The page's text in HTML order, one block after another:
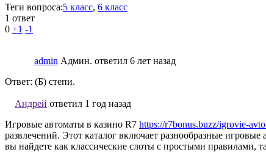
Теги вопроса:5 класс, 6 класс
1 ответ
0 +1 -1
admin Админ. ответил 6 лет назад
Ответ: (Б) степи.
Андрей ответил 1 год назад
Игровые автоматы в казино R7 https://r7bonus.buzz/igrovie-
развлечений. Этот каталог включает разнообразные
вы найдете как классические слоты с простыми